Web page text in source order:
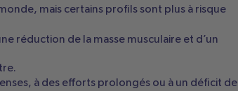
mais certains profils sont plus à risque
réduction de la masse musculaire et d’un
à des efforts prolongés ou à un déficit de